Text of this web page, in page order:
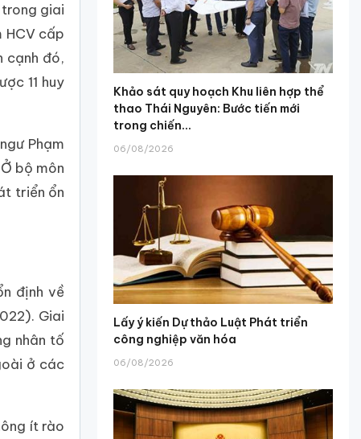
giai
HCV cấp
cạnh đó,
11 huy
Phạm
bộ môn
triển ổn
định về
Giai
nhân tố
ở các
ít rào
Khảo sát quy hoạch Khu liên hợp thể
thao Thái Nguyên: Bước tiến mới
trong chiến...
06/08/2026
Lấy ý kiến Dự thảo Luật Phát triển
công nghiệp văn hóa
06/08/2026